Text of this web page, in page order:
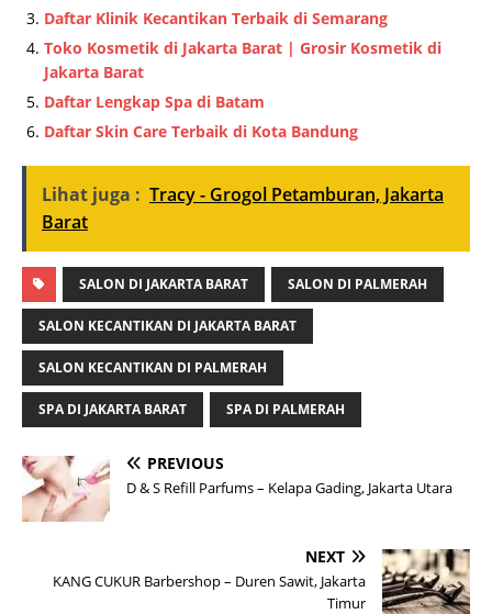
Daftar Klinik Kecantikan Terbaik di Semarang
Toko Kosmetik di Jakarta Barat | Grosir Kosmetik di
Jakarta Barat
Daftar Lengkap Spa di Batam
Daftar Skin Care Terbaik di Kota Bandung
Lihat juga : Tracy - Grogol Petamburan, Jakarta
Barat
SALON DI JAKARTA BARAT SALON DI PALMERAH
SALON KECANTIKAN DI JAKARTA BARAT
SALON KECANTIKAN DI PALMERAH
SPA DI JAKARTA BARAT SPA DI PALMERAH
PREVIOUS
D & S Refill Parfums – Kelapa Gading, Jakarta Utara
NEXT
KANG CUKUR Barbershop – Duren Sawit, Jakarta
Timur